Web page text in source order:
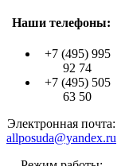
Наши телефоны:
+7 (495) 995
92 74
+7 (495) 505
63 50
Электронная почта:
allposuda@yandex.ru